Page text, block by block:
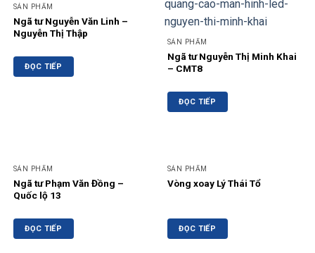
SẢN PHẨM
Ngã tư Nguyễn Văn Linh –
Nguyễn Thị Thập
ĐỌC TIẾP
SẢN PHẨM
Ngã tư Nguyễn Thị Minh Khai
– CMT8
ĐỌC TIẾP
SẢN PHẨM
Ngã tư Phạm Văn Đồng –
Quốc lộ 13
ĐỌC TIẾP
SẢN PHẨM
Vòng xoay Lý Thái Tổ
ĐỌC TIẾP